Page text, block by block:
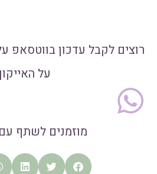
רוצים לקבל עדכון בווטסאפ
על
מוזמנים לשתף